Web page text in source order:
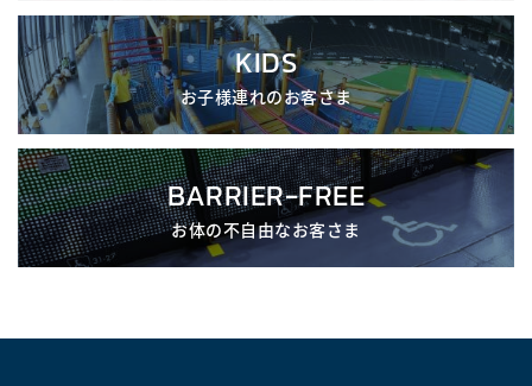
KIDS
お子様連れのお客さま
BARRIER-FREE
お体の不自由なお客さま